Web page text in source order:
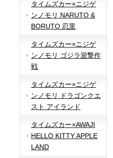
タイムズカー×ニジゲ
ンノモリ NARUTO &
BORUTO 忍里
タイムズカー×ニジゲ
ンノモリ ゴジラ迎撃作
戦
タイムズカー×ニジゲ
ンノモリ ドラゴンクエ
スト アイランド
タイムズカー×AWAJI
HELLO KITTY APPLE
LAND